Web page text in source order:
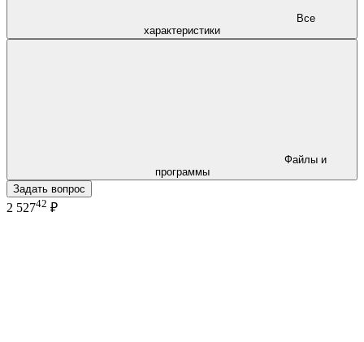
характеристики
программы
Задать вопрос
2 52742 ₽